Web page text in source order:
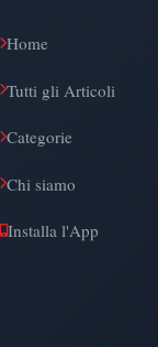
Home
Tutti gli Articoli
Categorie
Chi siamo
Installa l'App